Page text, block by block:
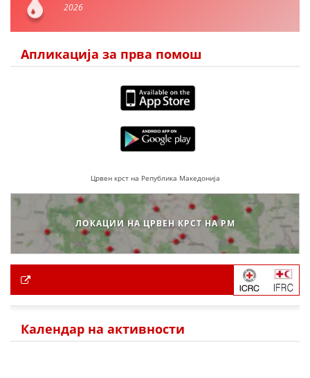
2026
Апликација за прва помош
Црвен крст на Република Македонија
ЛОКАЦИИ НА ЦРВЕН КРСТ НА РМ
Календар на активности